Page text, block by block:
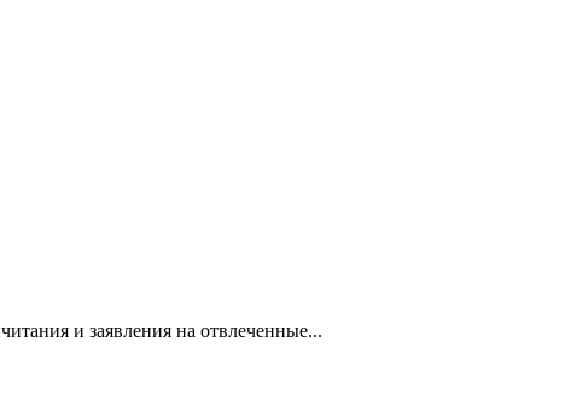
и заявления на отвлеченные...